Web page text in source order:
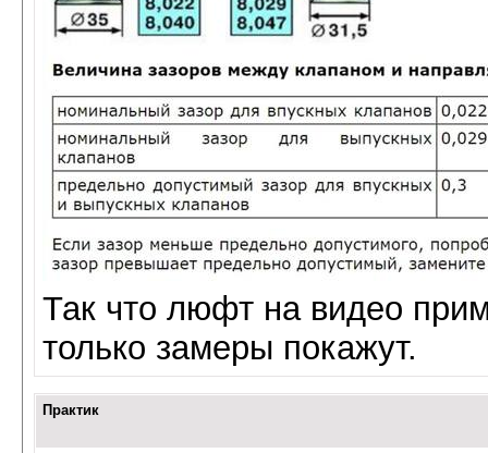
Так что люфт на видео
только замеры покажут.
Практик